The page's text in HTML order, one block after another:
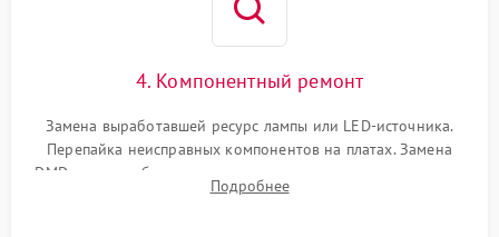
4. Компонентный ремонт
Замена выработавшей ресурс лампы или LED-источника.
Перепайка неисправных компонентов на платах. Замена
DMD-чипа при битых пикселях, установка нового цветового
колеса или восстановление сгоревших поляризационных
Подробнее